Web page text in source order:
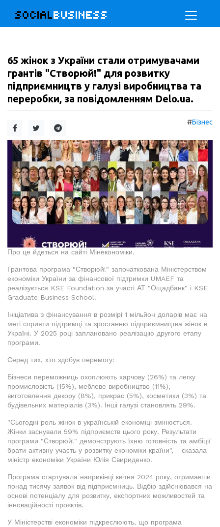
SOCIALBUSINESS
65 жінок з України стали отримувачами
грантів "Створюй!" для розвитку
підприємництв у галузі виробництва та
переробки, за повідомленням Delo.ua.
#Бізнес
Про це йдеться на сайті Мінекономіки.
Грантова програма "Створюй!" започаткована Міністерством
економіки України за фінансової підтримки UMAEF та
реалізується KSE Foundation за участі АТ "Ощадбанк" і KSE
Graduate Business School.
Ініціатива з фінансування в розмірі 1 мільйон доларів має на
меті сприяти підтримці та зростанню підприємництва жінок в
Україні. У 2025 році заплановано реалізацію другого етапу
програми.
Серед тих, хто здобув перемогу:
Бізнеси переможниць охоплюють харчову (26%) та легку
промисловість (15%), меблеве виробництво (11%),
виготовлення декору (8%), прикрас (5%), косметики (3%) та
будівельних матеріалів (3%). Інші галузі становлять 29%.
"Сьогодні роль жінок в українській економіці змінюється.
Жінки заснували 59% підприємств цього року. Результати
програми "Створюй!" демонструють їхню готовність та амбіції
брати активну участь у розвитку економіки країни", - сказала
міністр економіки України Юлія Свириденко.
Програма стартувала наприкінці квітня 2024 року, отримавши
понад тисячу заявок від підприємниць. Відбір здійснювався на
основі потенціалу для розвитку, експортних можливостей та
інноваційності проєктів.
У Міністерстві економіки підкреслюють, що програма